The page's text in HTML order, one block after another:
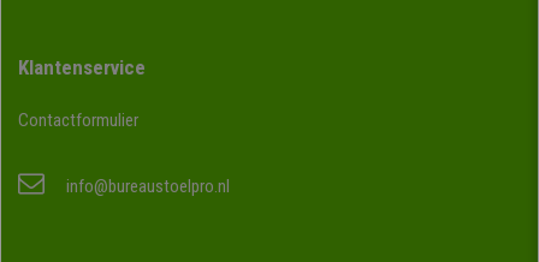
Klantenservice
Contactformulier
info@bureaustoelpro.nl